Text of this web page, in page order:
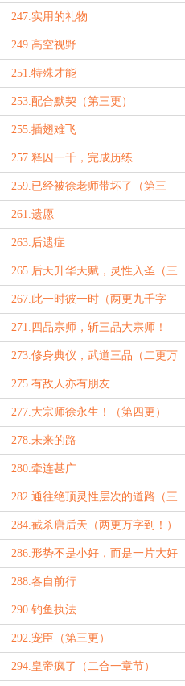
247.实用的礼物
249.高空视野
251.特殊才能
253.配合默契（第三更）
255.插翅难飞
257.释囚一千，完成历练
259.已经被徐老师带坏了（第三
更）
261.遗愿
263.后遗症
265.后天升华天赋，灵性入圣（三
更一万两千字到！）
267.此一时彼一时（两更九千字
到！）
271.四品宗师，斩三品大宗师！
（两更一万一千字到！）
273.修身典仪，武道三品（二更万
字到！）
275.有敌人亦有朋友
277.大宗师徐永生！（第四更）
278.未来的路
280.牵连甚广
282.通往绝顶灵性层次的道路（三
更一万一千八百字到！）
284.截杀唐后天（两更万字到！）
286.形势不是小好，而是一片大好
288.各自前行
290.钓鱼执法
292.宠臣（第三更）
294.皇帝疯了（二合一章节）